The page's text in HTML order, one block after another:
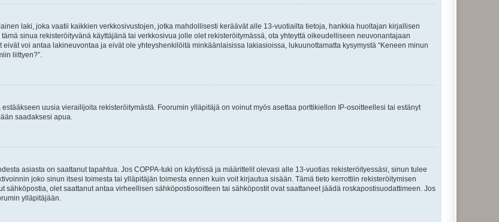
laki, joka vaatii kaikkien verkkosivustojen, jotka mahdollisesti keräävät alle 13-vuotiailta tietoja, hankkia huoltajan kirjallisen
sinua rekisteröityvänä käyttäjänä tai verkkosivua jolle olet rekisteröitymässä, ota yhteyttä oikeudelliseen neuvonantajaan
voi antaa lakineuvontaa ja eivät ole yhteyshenkilöitä minkäänlaisissa lakiasioissa, lukuunottamatta kysymystä “Keneen minun
liittyen?”.
uusia vierailijoita rekisteröitymästä. Foorumin ylläpitäjä on voinut myös asettaa porttikiellon IP-osoitteellesi tai estänyt
saadaksesi apua.
asiasta on saattanut tapahtua. Jos COPPA-tuki on käytössä ja määrittelit olevasi alle 13-vuotias rekisteröityessäsi, sinun tulee
joko sinun itsesi toimesta tai ylläpitäjän toimesta ennen kuin voit kirjautua sisään. Tämä tieto kerrottiin rekisteröitymisen
olet saattanut antaa virheellisen sähköpostiosoitteen tai sähköpostit ovat saattaneet jäädä roskapostisuodattimeen. Jos
ylläpitäjään.